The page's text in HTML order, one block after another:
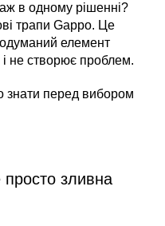
в одному рішенні?
трапи Gappo. Це
елемент
не створює проблем.
знати перед вибором
зливна